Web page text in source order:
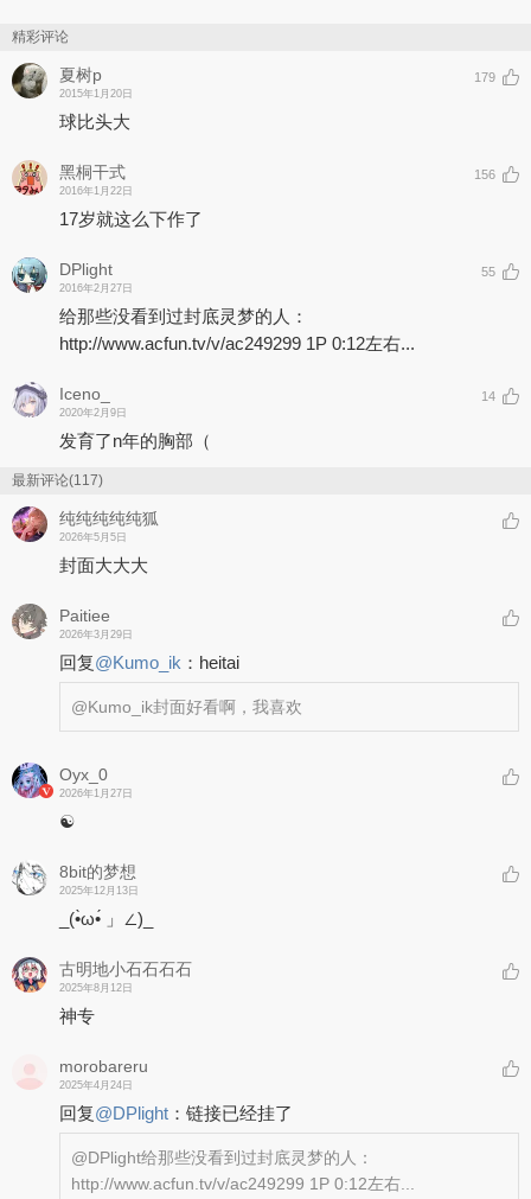
精彩评论
夏树p
2015年1月20日
179
球比头大
黑桐干式
2016年1月22日
156
17岁就这么下作了
DPlight
2016年2月27日
55
给那些没看到过封底灵梦的人：
http://www.acfun.tv/v/ac249299 1P 0:12左右...
Iceno_
2020年2月9日
14
发育了n年的胸部（
最新评论(117)
纯纯纯纯纯狐
2026年5月5日
封面大大大
Paitiee
2026年3月29日
回复@Kumo_ik ： heitai
@Kumo_ik封面好看啊，我喜欢
Oyx_0
2026年1月27日
☯
8bit的梦想
2025年12月13日
_(•̀ω•́ 」∠)_
古明地小石石石石
2025年8月12日
神专
morobareru
2025年4月24日
回复@DPlight ： 链接已经挂了
@DPlight给那些没看到过封底灵梦的人：
http://www.acfun.tv/v/ac249299 1P 0:12左右...